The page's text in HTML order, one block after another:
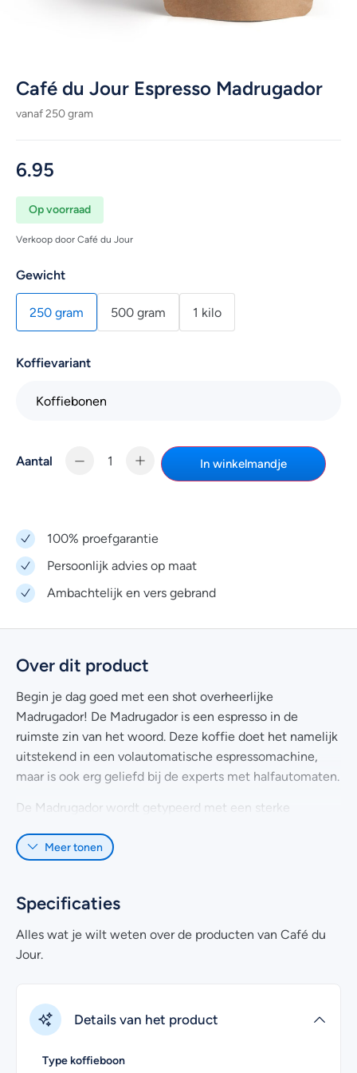
Café du Jour Espresso Madrugador
vanaf 250 gram
6.95
Op voorraad
Verkoop door Café du Jour
Gewicht
250 gram 500 gram 1 kilo
Koffievariant
Aantal In winkelmandje
100% proefgarantie
Persoonlijk advies op maat
Ambachtelijk en vers gebrand
Over dit product
Begin je dag goed met een shot overheerlijke
Madrugador! De Madrugador is een espresso in de
ruimste zin van het woord. Deze koffie doet het namelijk
uitstekend in een volautomatische espressomachine,
maar is ook erg geliefd bij de experts met halfautomaten.
De Madrugador wordt getypeerd met een sterke
espresso een goede hoeveelheid cafeïne om wakker van
ochtend.
Voor het samenstellen van deze blend worden
koffiebonen van hoge kwaliteit uit Brazilië, Colombia en
de melange een pittige draai en afdronk te geven. De
Madrugador is het vlaggenschip onder de Café du Jour
koffies.
Meer tonen
Specificaties
Alles wat je wilt weten over de producten van Café du
Jour.
Details van het product
Type koffieboon